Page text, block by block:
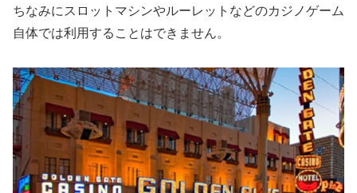
ちなみにスロットマシンやルーレットなどのカジノゲーム
自体では利用することはできません。